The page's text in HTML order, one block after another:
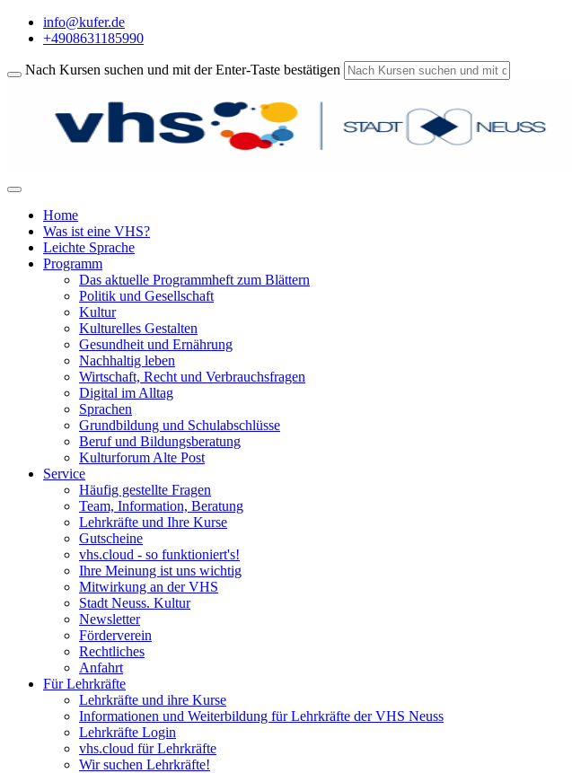
info@kufer.de
+4908631185990
Nach Kursen suchen und mit der Enter-Taste bestätigen
Home
Was ist eine VHS?
Leichte Sprache
Programm
Das aktuelle Programmheft zum Blättern
Politik und Gesellschaft
Kultur
Kulturelles Gestalten
Gesundheit und Ernährung
Nachhaltig leben
Wirtschaft, Recht und Verbrauchsfragen
Digital im Alltag
Sprachen
Grundbildung und Schulabschlüsse
Beruf und Bildungsberatung
Kulturforum Alte Post
Service
Häufig gestellte Fragen
Team, Information, Beratung
Lehrkräfte und Ihre Kurse
Gutscheine
vhs.cloud - so funktioniert's!
Ihre Meinung ist uns wichtig
Mitwirkung an der VHS
Stadt Neuss. Kultur
Newsletter
Förderverein
Rechtliches
Anfahrt
Für Lehrkräfte
Lehrkräfte und ihre Kurse
Informationen und Weiterbildung für Lehrkräfte der VHS Neuss
Lehrkräfte Login
vhs.cloud für Lehrkräfte
Wir suchen Lehrkräfte!